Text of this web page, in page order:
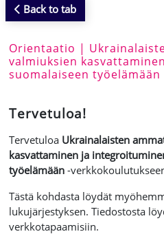
Back to tab
Orientaatio |
valmiuksien
suomalaiseen työelämään
Tervetuloa!
Tervetuloa Ukrainalaisten
kasvattaminen ja
työelämään -
Tästä kohdasta löydät
lukujärjestyksen. Tiedostosta
verkkotapaamisiin.